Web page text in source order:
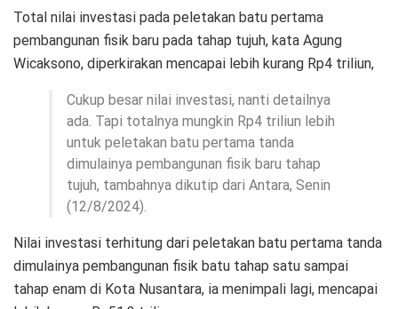
Total nilai investasi pada peletakan batu pertama
pembangunan fisik baru pada tahap tujuh, kata Agung
Wicaksono, diperkirakan mencapai lebih kurang Rp4 triliun,
Cukup besar nilai investasi, nanti detailnya
ada. Tapi totalnya mungkin Rp4 triliun lebih
untuk peletakan batu pertama tanda
dimulainya pembangunan fisik baru tahap
tujuh, tambahnya dikutip dari Antara, Senin
(12/8/2024).
Nilai investasi terhitung dari peletakan batu pertama tanda
dimulainya pembangunan fisik batu tahap satu sampai
tahap enam di Kota Nusantara, ia menimpali lagi, mencapai